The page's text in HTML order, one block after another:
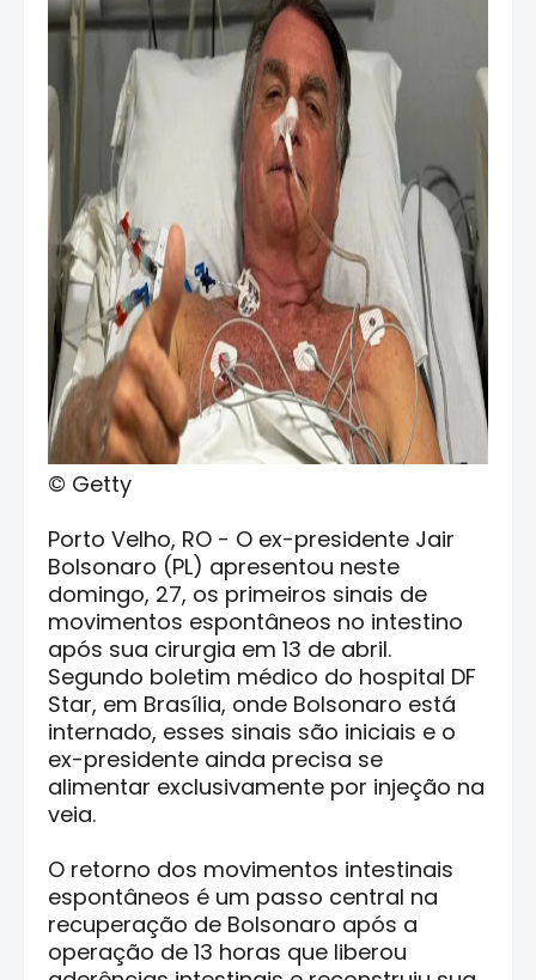
© Getty
Porto Velho, RO - O ex-presidente Jair
Bolsonaro (PL) apresentou neste
domingo, 27, os primeiros sinais de
movimentos espontâneos no intestino
após sua cirurgia em 13 de abril.
Segundo boletim médico do hospital DF
Star, em Brasília, onde Bolsonaro está
internado, esses sinais são iniciais e o
ex-presidente ainda precisa se
alimentar exclusivamente por injeção na
veia.
O retorno dos movimentos intestinais
espontâneos é um passo central na
recuperação de Bolsonaro após a
operação de 13 horas que liberou